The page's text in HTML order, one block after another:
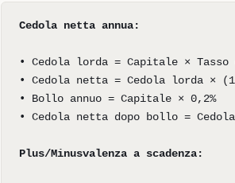
Cedola netta annua:
• Cedola lorda = Capitale × Tasso
• Cedola netta = Cedola lorda ×
• Bollo annuo = Capitale × 0,2%
• Cedola netta dopo bollo =
Plus/Minusvalenza a scadenza: